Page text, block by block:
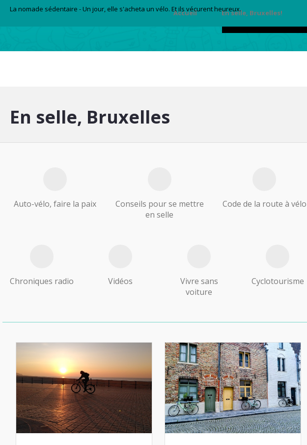
La nomade sédentaire - Un jour, elle s'acheta un vélo. Et ils vécurent heureux.
Accueil En selle, Bruxelles!
En selle, Bruxelles
Auto-vélo, faire la paix
Conseils pour se mettre
en selle
Code de la route à vélo
Chroniques radio Vidéos
Vivre sans
voiture
Cyclotourisme